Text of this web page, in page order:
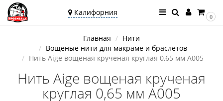
Калифорния
Калифорния
Угадали?
0
Главная
Нити
Вощеные нити для макраме и браслетов
Нить Aige вощеная крученая круглая 0,65 мм A005
Нить Aige вощеная крученая
круглая 0,65 мм A005